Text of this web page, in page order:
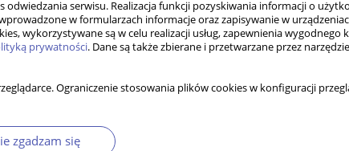
serwisu. Realizacja funkcji pozyskiwania informacji o
w formularzach informacje oraz zapisywanie w
wykorzystywane są w celu realizacji usług, zapewnienia wygodnego
prywatności. Dane są także zbierane i przetwarzane przez
Ograniczenie stosowania plików cookies w konfiguracji
zgadzam się